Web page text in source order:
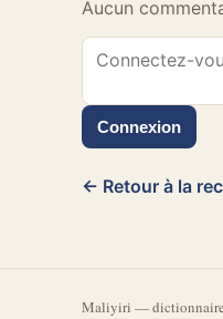
Aucun
Connexion
← Retour à la
Maliyiri —